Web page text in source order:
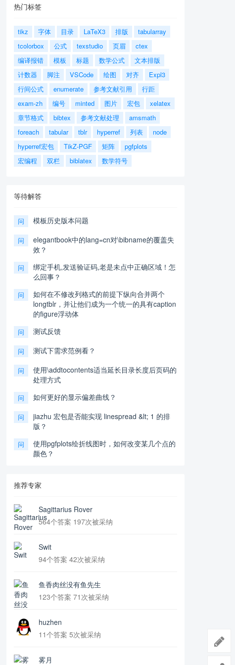
热门标签
tikz 字体 目录 LaTeX3 排版
tabularray
tcolorbox
公式 texstudio 页眉
ctex
编译报错
模板 标题 数学公式
文本排版
计数器
脚注 VSCode 绘图 对齐
Expl3
行间公式
enumerate 参考文献引用
行距
exam-zh
编号 minted 图片 宏包
xelatex
章节格式
bibtex 参考文献处理
amsmath
foreach
tabular tblr hyperref 列表
node
hyperref宏包
TikZ-PGF 矩阵
pgfplots
宏编程
双栏 biblatex 数学符号
等待解答
问 模板历史版本问题
问
elegantbook中的lang=cn对\bibname的覆盖失
效？
问
绑定手机,发送验证码,老是未点中正确区域！怎
么回事？
问
如何在不修改列格式的前提下纵向合并两个
longtblr，并让他们成为一个统一的具有caption
的figure浮动体
问 测试反馈
问 测试下需求范例看？
问
使用\addtocontents适当延长目录长度后页码的
处理方式
问 如何更好的显示偏差曲线？
问
jiazhu 宏包是否能实现 linespread &lt; 1 的排
版？
问
使用pgfplots绘折线图时，如何改变某几个点的
颜色？
推荐专家
Sagittarius Rover
564个答案 197次被采纳
Swit
94个答案 42次被采纳
鱼香肉丝没有鱼先生
123个答案 71次被采纳
huzhen
11个答案 5次被采纳
雾月